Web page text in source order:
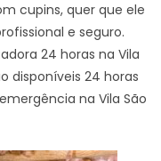
cupins, quer que ele
e seguro.
24 horas na Vila
disponíveis 24 horas
na Vila São